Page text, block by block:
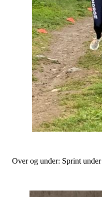
Over og under: Sprint